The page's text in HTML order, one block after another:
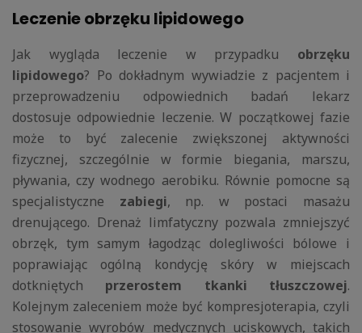
Leczenie obrzęku lipidowego
Jak wygląda leczenie w przypadku obrzęku
lipidowego? Po dokładnym wywiadzie z pacjentem i
przeprowadzeniu odpowiednich badań lekarz
dostosuje odpowiednie leczenie. W początkowej fazie
może to być zalecenie zwiększonej aktywności
fizycznej, szczególnie w formie biegania, marszu,
pływania, czy wodnego aerobiku. Równie pomocne są
specjalistyczne zabiegi, np. w postaci masażu
drenującego. Drenaż limfatyczny pozwala zmniejszyć
obrzęk, tym samym łagodząc dolegliwości bólowe i
poprawiając ogólną kondycję skóry w miejscach
dotkniętych przerostem tkanki tłuszczowej.
Kolejnym zaleceniem może być kompresjoterapia, czyli
stosowanie wyrobów medycznych uciskowych, takich